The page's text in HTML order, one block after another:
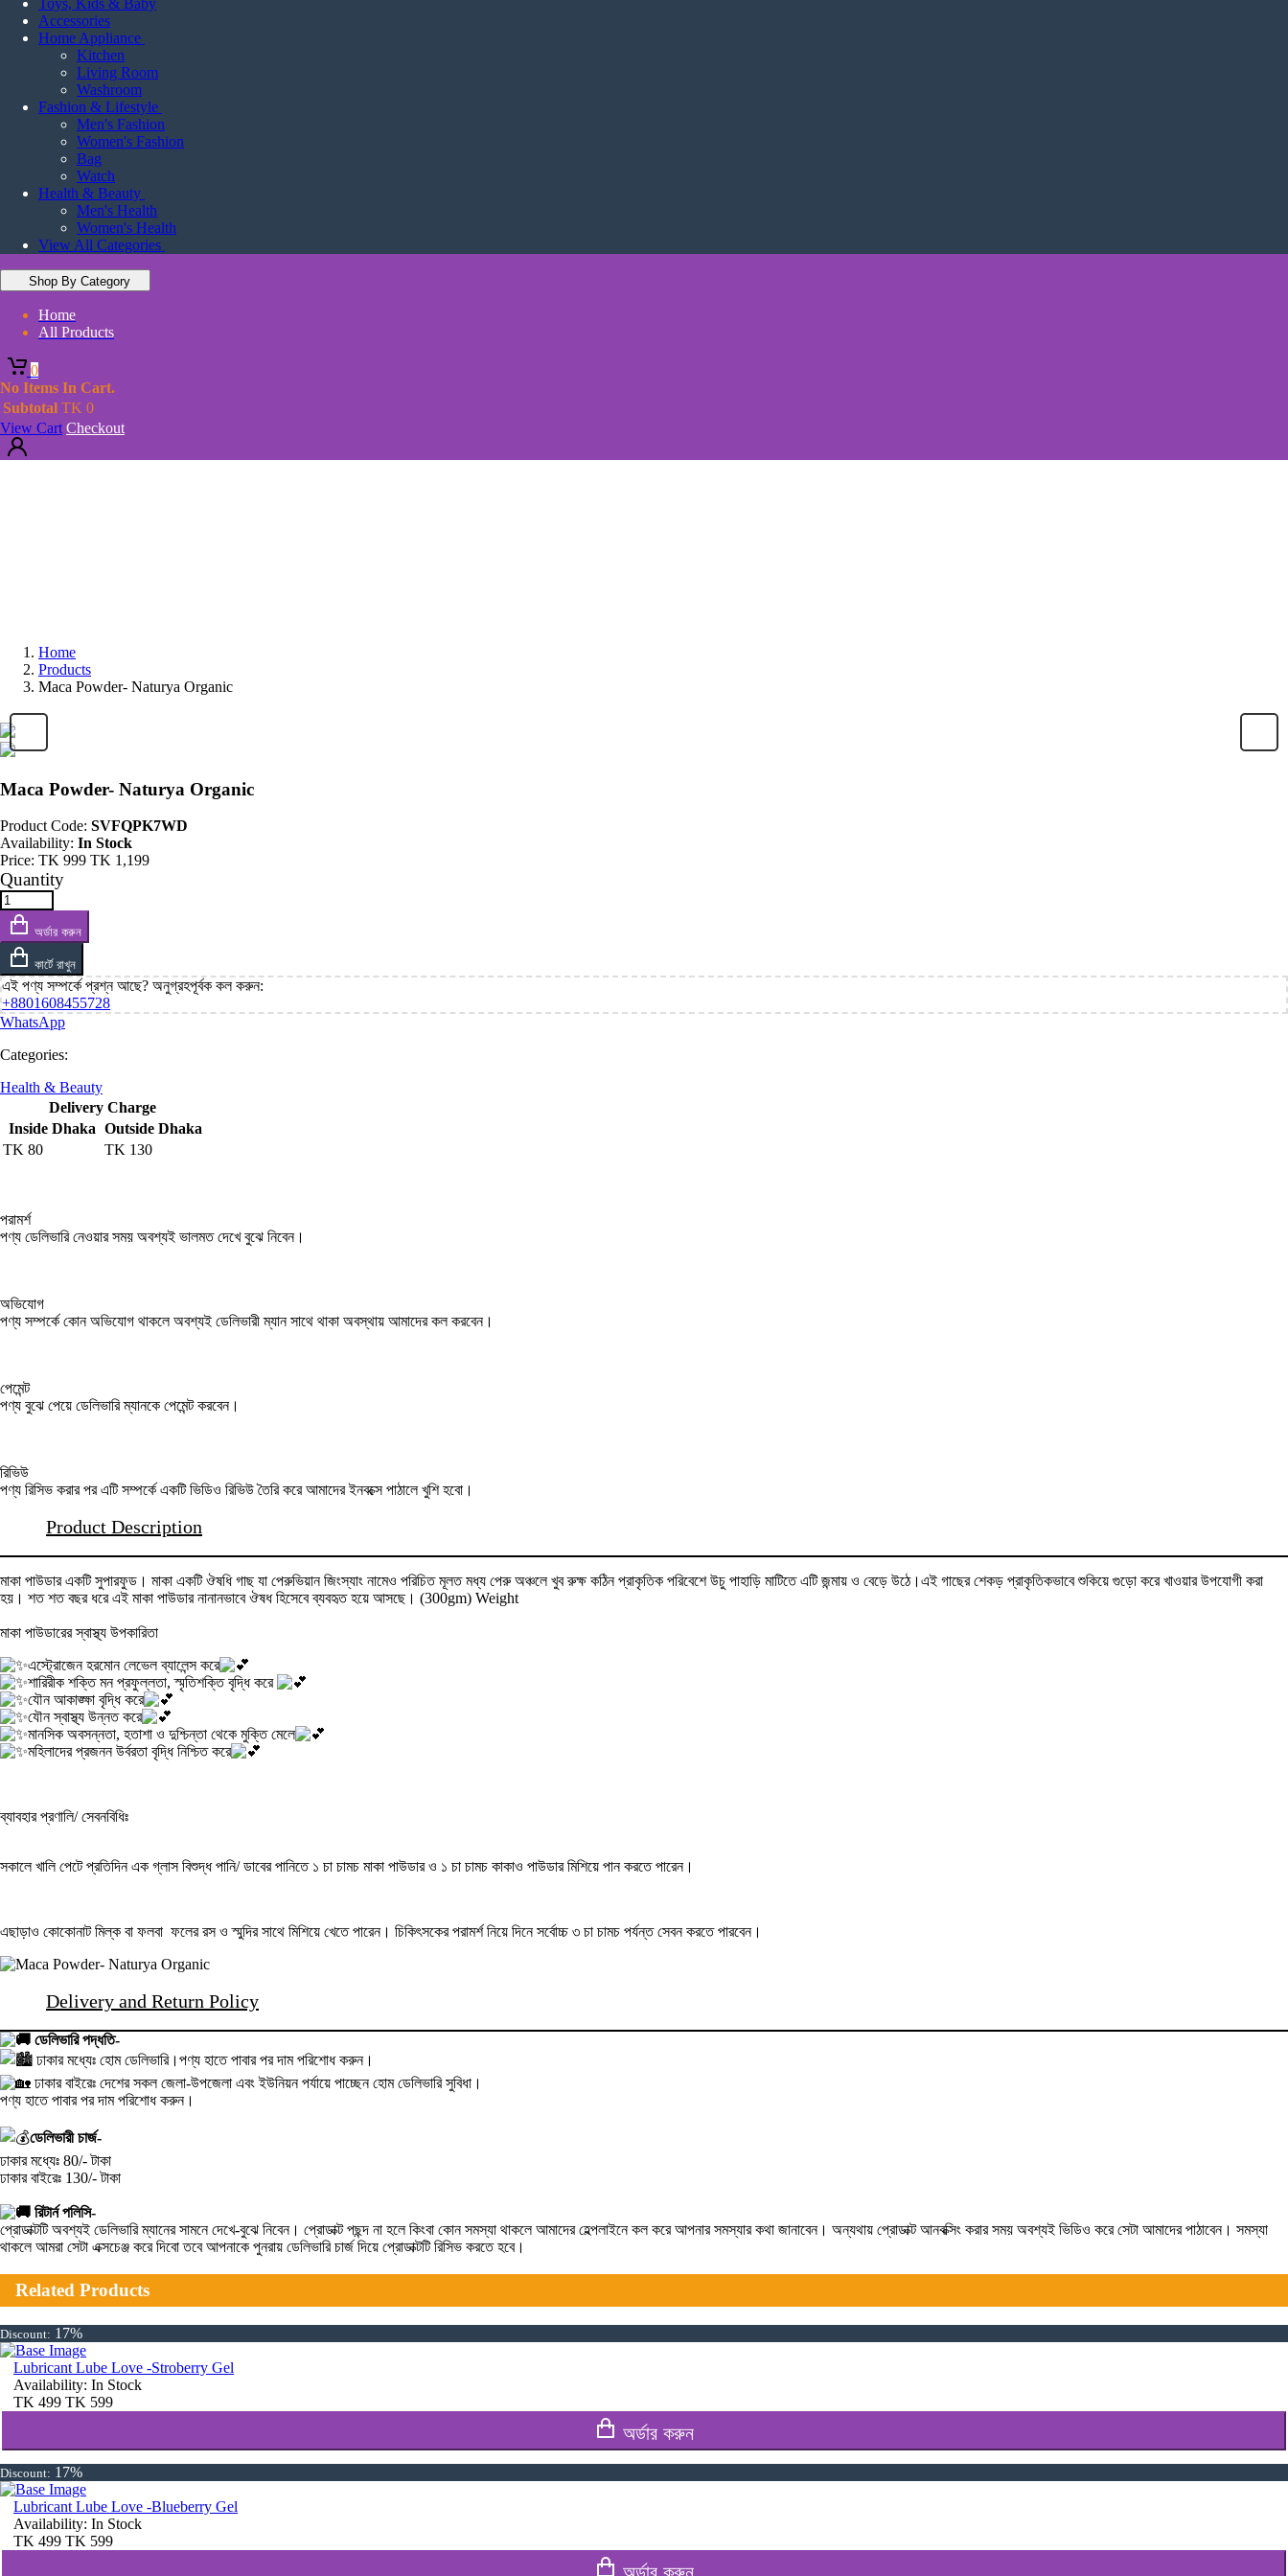
Toys, Kids & Baby
Accessories
Home Appliance
Kitchen
Living Room
Washroom
Fashion & Lifestyle
Men's Fashion
Women's Fashion
Bag
Watch
Health & Beauty
Men's Health
Women's Health
View All Categories
Shop By Category
Home
All Products
0
No Items In Cart.
Subtotal TK 0
View Cart Checkout
Home
Products
Maca Powder- Naturya Organic
Maca Powder- Naturya Organic
Product Code: SVFQPK7WD
Availability: In Stock
Price: TK 999 TK 1,199
Quantity
অর্ডার করুন
কার্টে রাখুন
এই পণ্য সম্পর্কে প্রশ্ন আছে? অনুগ্রহপূর্বক কল করুন:
+8801608455728
WhatsApp
Categories:
Health & Beauty
Delivery Charge
Inside Dhaka Outside Dhaka
TK 80 TK 130
পরামর্শ
পণ্য ডেলিভারি নেওয়ার সময় অবশ্যই ভালমত দেখে বুঝে নিবেন।
অভিযোগ
পণ্য সম্পর্কে কোন অভিযোগ থাকলে অবশ্যই ডেলিভারী ম্যান সাথে থাকা অবস্থায় আমাদের কল করবেন।
পেমেন্ট
পণ্য বুঝে পেয়ে ডেলিভারি ম্যানকে পেমেন্ট করবেন।
রিভিউ
পণ্য রিসিভ করার পর এটি সম্পর্কে একটি ভিডিও রিভিউ তৈরি করে আমাদের ইনবক্সে পাঠালে খুশি হবো।
Product Description
মাকা পাউডার একটি সুপারফুড। মাকা একটি ঔষধি গাছ যা পেরুভিয়ান জিংস্যাং নামেও পরিচিত মূলত মধ্য পেরু অঞ্চলে খুব রুক্ষ কঠিন প্রাকৃতিক পরিবেশে উচু পাহাড়ি মাটিতে এটি জন্মায় ও বেড়ে উঠে।এই গাছের শেকড় প্রাকৃতিকভাবে শুকিয়ে গুড়ো করে খাওয়ার উপযোগী করা
হয়। শত শত বছর ধরে এই মাকা পাউডার নানানভাবে ঔষধ হিসেবে ব্যবহৃত হয়ে আসছে। (300gm) Weight
মাকা পাউডারের স্বাস্থ্য উপকারিতা
এস্ট্রোজেন হরমোন লেভেল ব্যালেন্স করে
শারিরীক শক্তি মন প্রফুল্লতা, স্মৃতিশক্তি বৃদ্ধি করে
যৌন আকাঙ্ক্ষা বৃদ্ধি করে
যৌন স্বাস্থ্য উন্নত করে
মানসিক অবসন্নতা, হতাশা ও দুশ্চিন্তা থেকে মুক্তি মেলে
মহিলাদের প্রজনন উর্বরতা বৃদ্ধি নিশ্চিত করে
ব্যাবহার প্রণালি/ সেবনবিধিঃ
সকালে খালি পেটে প্রতিদিন এক গ্লাস বিশুদ্ধ পানি/ ডাবের পানিতে ১ চা চামচ মাকা পাউডার ও ১ চা চামচ কাকাও পাউডার মিশিয়ে পান করতে পারেন।
এছাড়াও কোকোনাট মিল্ক বা ফলবা ফলের রস ও স্মুদির সাথে মিশিয়ে খেতে পারেন। চিকিৎসকের পরামর্শ নিয়ে দিনে সর্বোচ্চ ৩ চা চামচ পর্যন্ত সেবন করতে পারবেন।
Delivery and Return Policy
ডেলিভারি পদ্ধতি-
ঢাকার মধ্যেঃ হোম ডেলিভারি।পণ্য হাতে পাবার পর দাম পরিশোধ করুন।
ঢাকার বাইরেঃ দেশের সকল জেলা-উপজেলা এবং ইউনিয়ন পর্যায়ে পাচ্ছেন হোম ডেলিভারি সুবিধা।
পণ্য হাতে পাবার পর দাম পরিশোধ করুন।
ডেলিভারী চার্জ-
ঢাকার মধ্যেঃ 80/- টাকা
ঢাকার বাইরেঃ 130/- টাকা
রিটার্ন পলিসি-
প্রোডাক্টটি অবশ্যই ডেলিভারি ম্যানের সামনে দেখে-বুঝে নিবেন। প্রোডাক্ট পছন্দ না হলে কিংবা কোন সমস্যা থাকলে আমাদের হেল্পলাইনে কল করে আপনার সমস্যার কথা জানাবেন। অন্যথায় প্রোডাক্ট আনবক্সিং করার সময় অবশ্যই ভিডিও করে সেটা আমাদের পাঠাবেন। সমস্যা
থাকলে আমরা সেটা এক্সচেঞ্জ করে দিবো তবে আপনাকে পুনরায় ডেলিভারি চার্জ দিয়ে প্রোডাক্টটি রিসিভ করতে হবে।
Related Products
Discount: 17%
Lubricant Lube Love -Stroberry Gel
Availability: In Stock
TK 499 TK 599
অর্ডার করুন
Discount: 17%
Lubricant Lube Love -Blueberry Gel
Availability: In Stock
TK 499 TK 599